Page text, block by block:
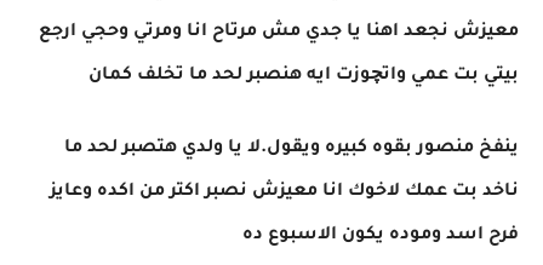
معيزش نجعد اهنا يا جدي مش مرتاح انا ومرتي وحجي ارجع
بيتي بت عمي واتچوزت ايه هنصبر لحد ما تخلف كمان
ينفخ منصور بقوه كبيره ويقول.لا يا ولدي هتصبر لحد ما
ناخد بت عمك لاخوك انا معيزش نصبر اكتر من اكده وعايز
فرح اسد وموده يكون الاسبوع ده